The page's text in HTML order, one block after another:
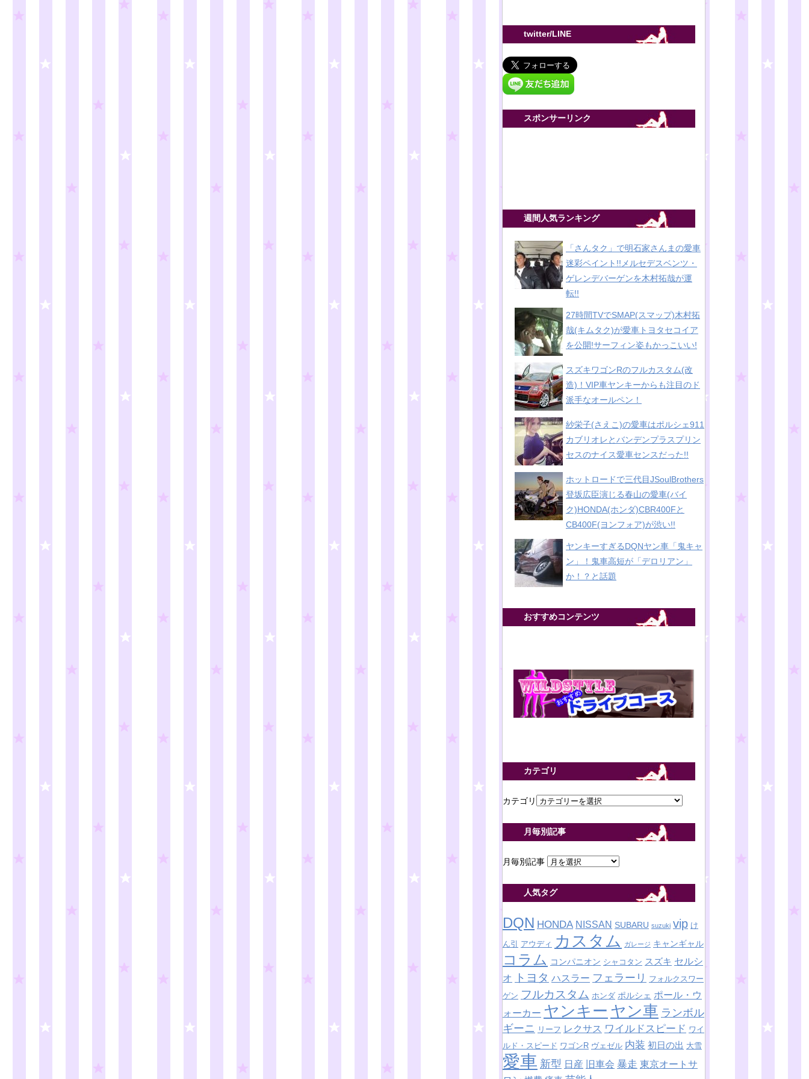
twitter/LINE
スポンサーリンク
週間人気ランキング
「さんタク」で明石家さんまの愛車
迷彩ペイント!!メルセデスベンツ・
ゲレンデバーゲンを木村拓哉が運
転!!
27時間TVでSMAP(スマップ)木村拓
哉(キムタク)が愛車トヨタセコイア
を公開!サーフィン姿もかっこいい!
スズキワゴンRのフルカスタム(改
造)！VIP車ヤンキーからも注目のド
派手なオールペン！
紗栄子(さえこ)の愛車はポルシェ911
カブリオレとバンデンプラスプリン
セスのナイス愛車センスだった!!
ホットロードで三代目JSoulBrothers
登坂広臣演じる春山の愛車(バイ
ク)HONDA(ホンダ)CBR400Fと
CB400F(ヨンフォア)が渋い!!
ヤンキーすぎるDQNヤン車「鬼キャ
ン」！鬼車高短が「デロリアン」
か！？と話題
おすすめコンテンツ
カテゴリ
カテゴリ
月毎別記事
月毎別記事
人気タグ
DQN HONDA NISSAN SUBARU suzuki vip け
ん引 アウディ カスタム ガレージ キャンギャル
コラム コンパニオン シャコタン スズキ セルシ
オ
トヨタ ハスラー フェラーリ
フォルクスワー
ゲン フルカスタム ホンダ ポルシェ ポール・ウ
ォーカー ヤンキー ヤン車 ランボル
ギーニ
リーフ レクサス ワイルドスピード ワイ
ルド・スピード ワゴンR ヴェゼル 内装 初日の出 大雪
愛車 新型 日産 旧車会 暴走 東京オートサ